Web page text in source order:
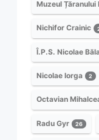
Muzeul Țăranului
Nichifor Crainic
Î.P.S. Nicolae
Nicolae Iorga 2
Octavian
Radu Gyr 26